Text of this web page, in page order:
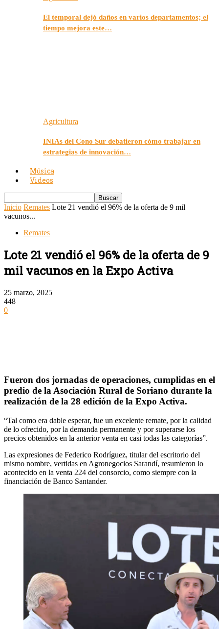
El temporal dejó daños en varios departamentos; el
tiempo mejora este…
Agricultura
INIAs del Cono Sur debatieron cómo trabajar en
estrategias de innovación…
Música
Videos
Inicio Remates Lote 21 vendió el 96% de la oferta de 9 mil
vacunos...
Remates
Lote 21 vendió el 96% de la oferta de 9
mil vacunos en la Expo Activa
25 marzo, 2025
448
0
Fueron dos jornadas de operaciones, cumplidas en el
predio de la Asociación Rural de Soriano durante la
realización de la 28 edición de la Expo Activa.
“Tal como era dable esperar, fue un excelente remate, por la calidad
de lo ofrecido, por la demanda permanente y por superarse los
precios obtenidos en la anterior venta en casi todas las categorías”.
Las expresiones de Federico Rodríguez, titular del escritorio del
mismo nombre, vertidas en Agronegocios Sarandí, resumieron lo
acontecido en la venta 224 del consorcio, como siempre con la
financiación de Banco Santander.